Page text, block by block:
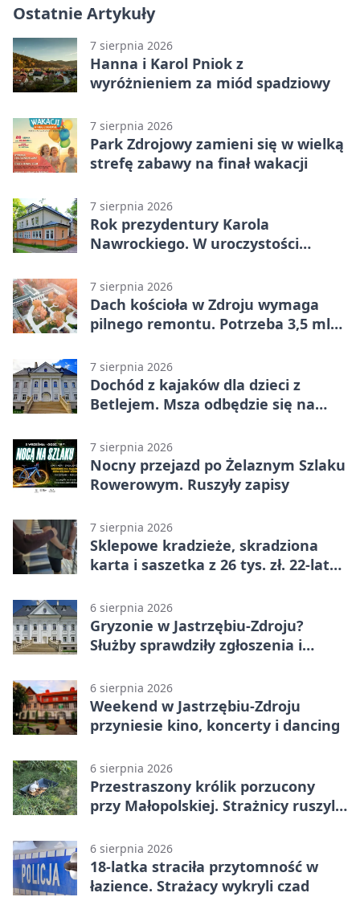
Ostatnie Artykuły
7 sierpnia 2026
Hanna i Karol Pniok z
wyróżnieniem za miód spadziowy
7 sierpnia 2026
Park Zdrojowy zamieni się w wielką
strefę zabawy na finał wakacji
7 sierpnia 2026
Rok prezydentury Karola
Nawrockiego. W uroczystości
7 sierpnia 2026
Dach kościoła w Zdroju wymaga
pilnego remontu. Potrzeba 3,5 mln
7 sierpnia 2026
Dochód z kajaków dla dzieci z
Betlejem. Msza odbędzie się na
7 sierpnia 2026
Nocny przejazd po Żelaznym Szlaku
Rowerowym. Ruszyły zapisy
7 sierpnia 2026
Sklepowe kradzieże, skradziona
karta i saszetka z 26 tys. zł. 22-latek
6 sierpnia 2026
Gryzonie w Jastrzębiu-Zdroju?
Służby sprawdziły zgłoszenia i
6 sierpnia 2026
Weekend w Jastrzębiu-Zdroju
przyniesie kino, koncerty i dancing
6 sierpnia 2026
Przestraszony królik porzucony
przy Małopolskiej. Strażnicy ruszyli
6 sierpnia 2026
18-latka straciła przytomność w
łazience. Strażacy wykryli czad